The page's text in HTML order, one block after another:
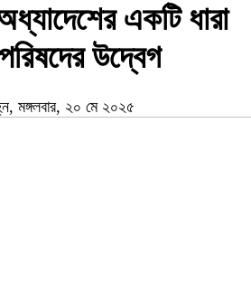
একটি ধারা
উদ্বেগ
মঙ্গলবার, ২০ মে ২০২৫